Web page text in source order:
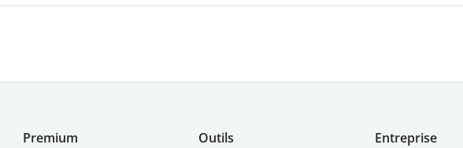
Premium
Outils
Entreprise